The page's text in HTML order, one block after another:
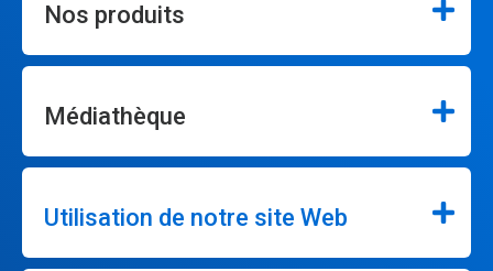
Nos produits
Médiathèque
Utilisation de notre site Web